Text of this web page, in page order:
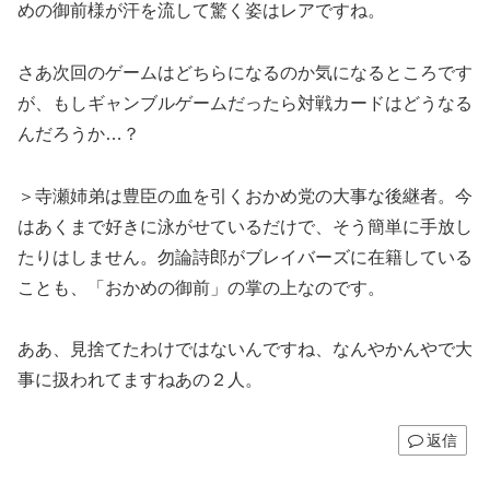
めの御前様が汗を流して驚く姿はレアですね。
さあ次回のゲームはどちらになるのか気になるところです
が、もしギャンブルゲームだったら対戦カードはどうなる
んだろうか…？
＞寺瀬姉弟は豊臣の血を引くおかめ党の大事な後継者。今
はあくまで好きに泳がせているだけで、そう簡単に手放し
たりはしません。勿論詩郎がブレイバーズに在籍している
ことも、「おかめの御前」の掌の上なのです。
ああ、見捨てたわけではないんですね、なんやかんやで大
事に扱われてますねあの２人。
返信